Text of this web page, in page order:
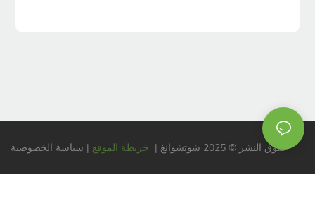
حقوق النشر © 2025 شوتشوانغ | خريطة الموقع | سياسة الخصوصية